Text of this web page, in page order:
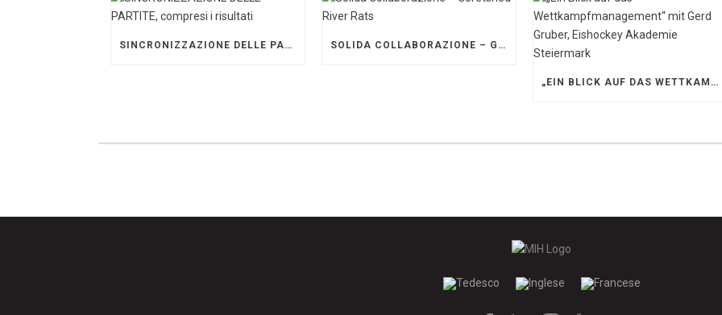
SINCRONIZZAZIONE DELLE PARTITE, COMPRESI I RISULTATI SOLIDA COLLABORAZIONE – GERETSRIED RIVER RATS
„EIN BLICK AUF DAS WETTKAMPFMANAGEMENT“ MIT GERD GRUBER, EISHOCKEY AKADEMIE STEIERMARK